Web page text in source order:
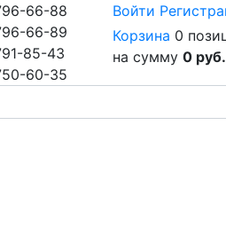
66-88
66-89
85-43
60-35
Войти
Корзина 0
на сумму 0 руб.